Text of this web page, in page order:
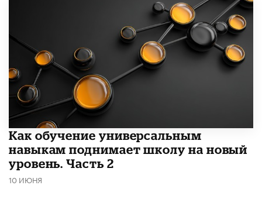
​Как обучение универсальным
навыкам поднимает школу на новый
уровень. Часть 2
10 ИЮНЯ